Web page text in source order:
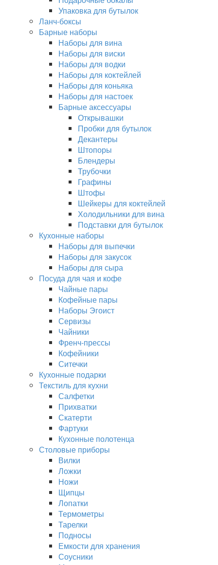
Упаковка для бутылок
Ланч-боксы
Барные наборы
Наборы для вина
Наборы для виски
Наборы для водки
Наборы для коктейлей
Наборы для коньяка
Наборы для настоек
Барные аксессуары
Открывашки
Пробки для бутылок
Декантеры
Штопоры
Блендеры
Трубочки
Графины
Штофы
Шейкеры для коктейлей
Холодильники для вина
Подставки для бутылок
Кухонные наборы
Наборы для выпечки
Наборы для закусок
Наборы для сыра
Посуда для чая и кофе
Чайные пары
Кофейные пары
Наборы Эгоист
Сервизы
Чайники
Френч-прессы
Кофейники
Ситечки
Кухонные подарки
Текстиль для кухни
Салфетки
Прихватки
Скатерти
Фартуки
Кухонные полотенца
Столовые приборы
Вилки
Ложки
Ножи
Щипцы
Лопатки
Термометры
Тарелки
Подносы
Емкости для хранения
Соусники